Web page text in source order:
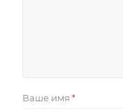
Ваше имя *